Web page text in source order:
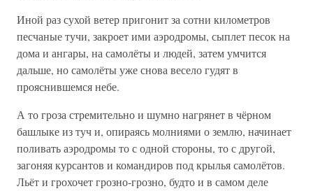
Иной раз сухой ветер пригонит за сотни километров
песчаные тучи, закроет ими аэродромы, сыплет песок на
дома и ангары, на самолёты и людей, затем умчится
дальше, но самолёты уже снова весело гудят в
прояснившемся небе.
А то гроза стремительно и шумно нагрянет в чёрном
башлыке из туч и, опираясь молниями о землю, начинает
поливать аэродромы то с одной стороны, то с другой,
загоняя курсантов и командиров под крылья самолётов.
Льёт и грохочет грозно-грозно, будто и в самом деле